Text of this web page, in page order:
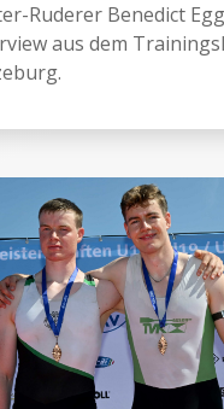
Ruderer Benedict
aus dem